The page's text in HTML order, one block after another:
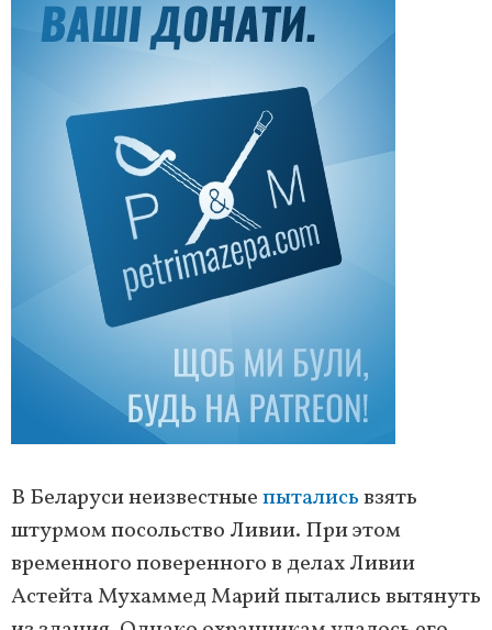
В Беларуси неизвестныепыталисьвзять
штурмом посольство Ливии. При этом
временного поверенного в делах Ливии
Астейта Мухаммед Марий пытались вытянуть